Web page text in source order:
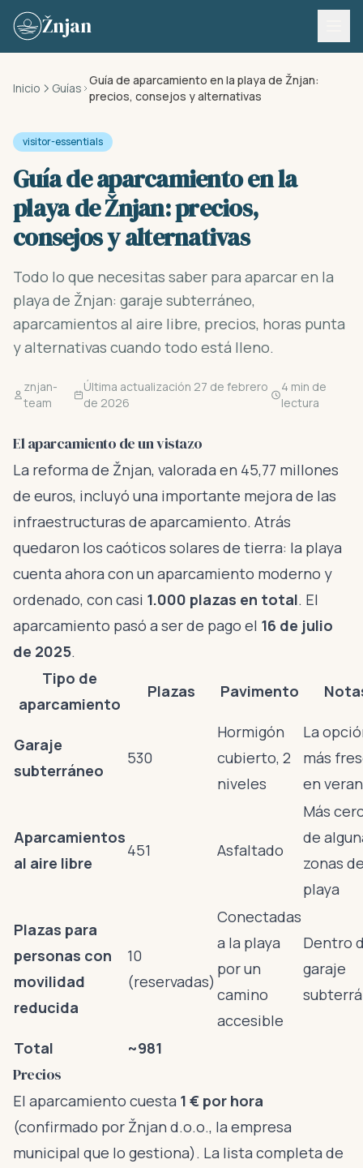
Skip to content
Žnjan
Inicio Guías
Guía de aparcamiento en la playa de Žnjan:
precios, consejos y alternativas
visitor-essentials
Guía de aparcamiento en la
playa de Žnjan: precios,
consejos y alternativas
Todo lo que necesitas saber para aparcar en la
playa de Žnjan: garaje subterráneo,
aparcamientos al aire libre, precios, horas punta
y alternativas cuando todo está lleno.
znjan-
team
Última actualización 27 de febrero
de 2026
4 min de
lectura
El aparcamiento de un vistazo
La reforma de Žnjan, valorada en 45,77 millones
de euros, incluyó una importante mejora de las
infraestructuras de aparcamiento. Atrás
quedaron los caóticos solares de tierra: la playa
cuenta ahora con un aparcamiento moderno y
ordenado, con casi 1.000 plazas en total. El
aparcamiento pasó a ser de pago el 16 de julio
de 2025.
Tipo de
aparcamiento
Plazas Pavimento
Garaje
subterráneo
530
Hormigón
cubierto, 2
niveles
La
más
en
Aparcamientos
al aire libre
451 Asfaltado
Más
de
zonas
playa
Plazas para
personas con
movilidad
reducida
10
(reservadas)
Conectadas
a la playa
por un
camino
accesible
Dentro
garaje
Total ~981
Precios
El aparcamiento cuesta 1 € por hora
(confirmado por Žnjan d.o.o., la empresa
municipal que lo gestiona). La lista completa de